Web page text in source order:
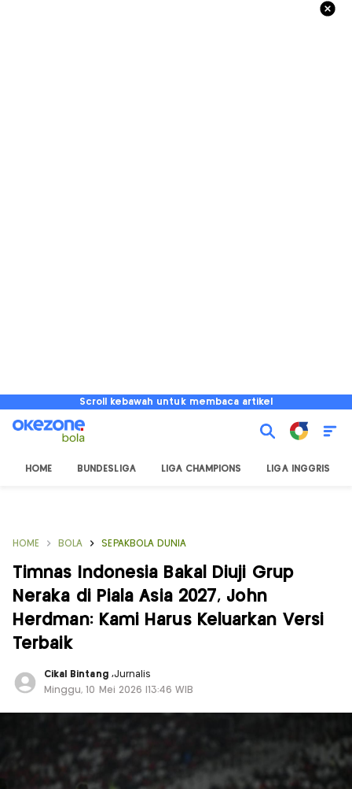
Scroll kebawah untuk membaca artikel
HOME BUNDESLIGA LIGA CHAMPIONS LIGA INGGRIS
HOME BOLA SEPAKBOLA DUNIA
Timnas Indonesia Bakal Diuji Grup
Neraka di Piala Asia 2027, John
Herdman: Kami Harus Keluarkan Versi
Terbaik
Cikal Bintang ,Jurnalis
Minggu, 10 Mei 2026 |13:46 WIB